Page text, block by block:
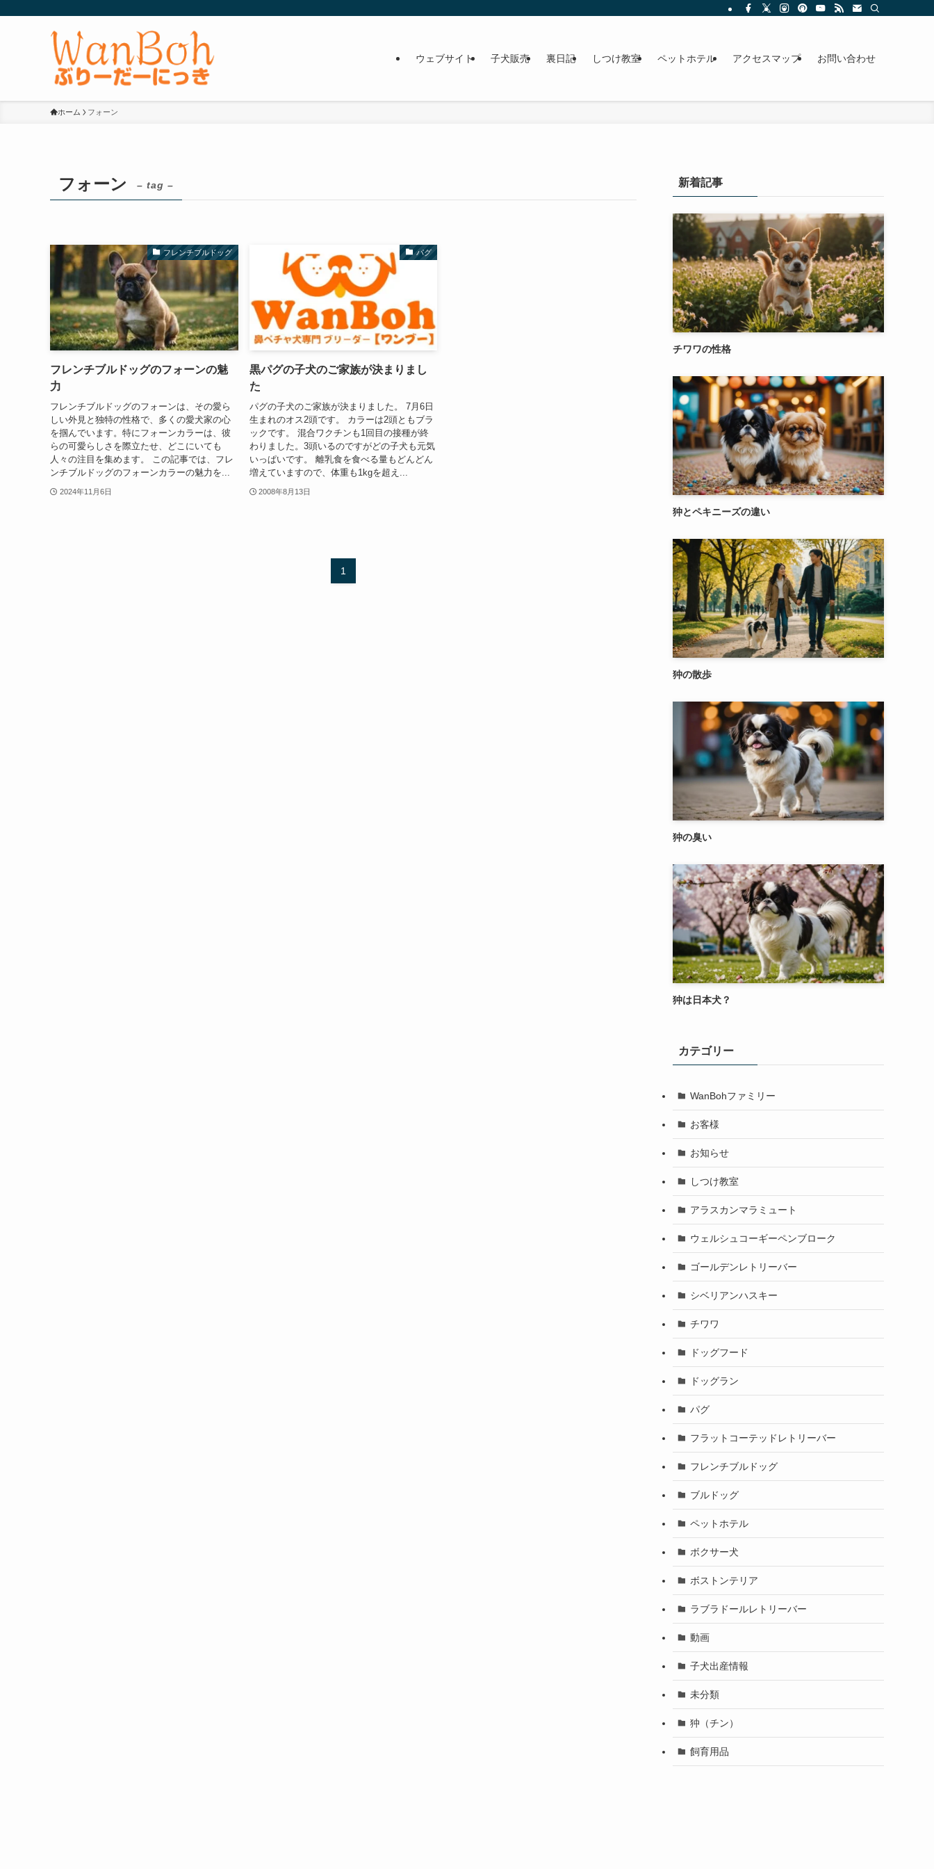
ウェブサイト 子犬販売 裏日記 しつけ教室 ペットホテル アクセスマップ お問い合わせ
ホーム フォーン
フォーン – tag –
フレンチブルドッグ
フレンチブルドッグのフォーンの魅
力
フレンチブルドッグのフォーンは、その愛ら
しい外見と独特の性格で、多くの愛犬家の心
を掴んでいます。特にフォーンカラーは、彼
らの可愛らしさを際立たせ、どこにいても
人々の注目を集めます。 この記事では、フレ
ンチブルドッグのフォーンカラーの魅力を...
2024年11月6日
パグ
黒パグの子犬のご家族が決まりまし
た
パグの子犬のご家族が決まりました。 7月6日
生まれのオス2頭です。 カラーは2頭ともブラ
ックです。 混合ワクチンも1回目の接種が終
わりました。3頭いるのですがどの子犬も元気
いっぱいです。 離乳食を食べる量もどんどん
増えていますので、体重も1kgを超え...
2008年8月13日
1
新着記事
チワワの性格
狆とペキニーズの違い
狆の散歩
狆の臭い
狆は日本犬？
カテゴリー
WanBohファミリー
お客様
お知らせ
しつけ教室
アラスカンマラミュート
ウェルシュコーギーペンブローク
ゴールデンレトリーバー
シベリアンハスキー
チワワ
ドッグフード
ドッグラン
パグ
フラットコーテッドレトリーバー
フレンチブルドッグ
ブルドッグ
ペットホテル
ボクサー犬
ボストンテリア
ラブラドールレトリーバー
動画
子犬出産情報
未分類
狆（チン）
飼育用品